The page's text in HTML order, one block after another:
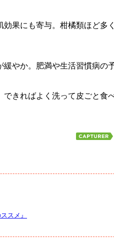
効果にも寄与。柑橘類ほど多
緩やか。肥満や生活習慣病の
できればよく洗って皮ごと食
スメ』